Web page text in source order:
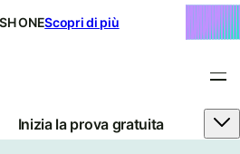
ONEScopri di più
Inizia la prova gratuita